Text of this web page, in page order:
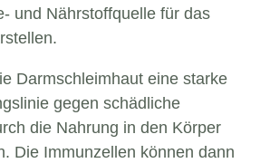
und Nährstoffquelle für das
Darmschleimhaut eine starke
gegen schädliche
die Nahrung in den Körper
Die Immunzellen können dann